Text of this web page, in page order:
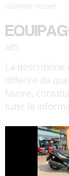
Gomme nuove
ABS
La
differire da
favore,
tutte le
€